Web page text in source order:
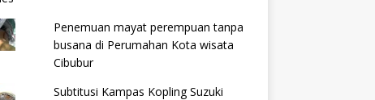
Penemuan mayat perempuan tanpa
busana di Perumahan Kota wisata
Cibubur
Subtitusi Kampas Kopling Suzuki